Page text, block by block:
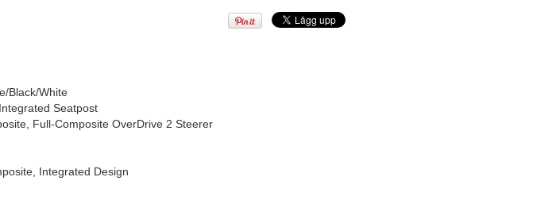
Black/White
Seatpost
Full-Composite OverDrive 2 Steerer
Integrated Design